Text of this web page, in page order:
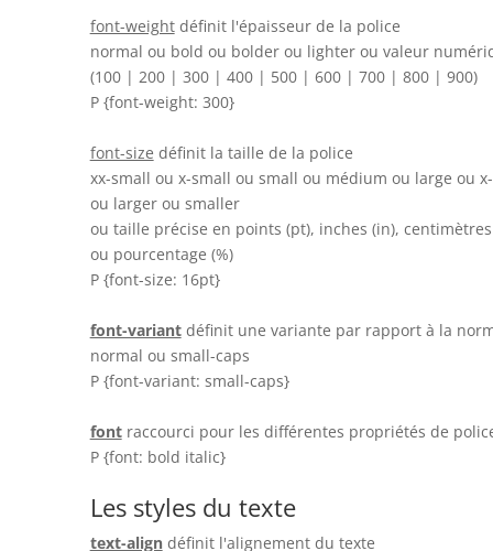
font-weightdéfinit l'épaisseur de la police
normal ou bold ou bolder ou lighter ou valeur
(100 | 200 | 300 | 400 | 500 | 600 | 700 | 800 | 900)
P {font-weight: 300}
font-size définit la taille de la police
xx-small ou x-small ou small ou médium ou large ou
ou larger ou smaller
ou taille précise en points (pt), inches (in),
ou pourcentage (%)
P {font-size: 16pt}
font-variantdéfinit une variante par rapport à la
normal ou small-caps
P {font-variant: small-caps}
fontraccourci pour les différentes propriétés de
P {font: bold italic}
Les styles du texte
text-aligndéfinit l'alignement du texte